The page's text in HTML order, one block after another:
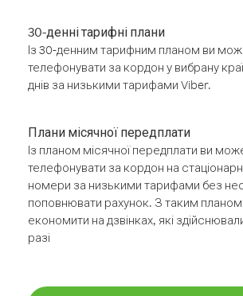
30-денні тарифні плани
Із 30-денним тарифним планом ви
телефонувати за кордон у вибрану
днів за низькими тарифами Viber.
Плани місячної передплати
Із планом місячної передплати ви
телефонувати за кордон на
номери за низькими тарифами без
поповнювати рахунок. З таким
економити на дзвінках, які
разі